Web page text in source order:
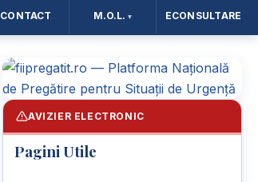
CONTACT M.O.L. ECONSULTARE
AVIZIER ELECTRONIC
Pagini Utile